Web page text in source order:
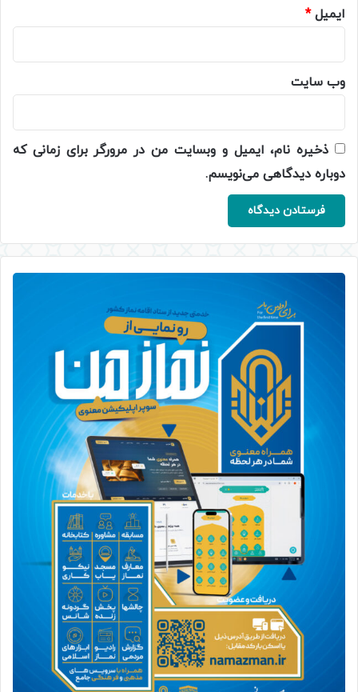
ایمیل*
وب‌ سایت
ذخیره نام، ایمیل و وبسایت من در مرورگر برای زمانی که
دوباره دیدگاهی می‌نویسم.